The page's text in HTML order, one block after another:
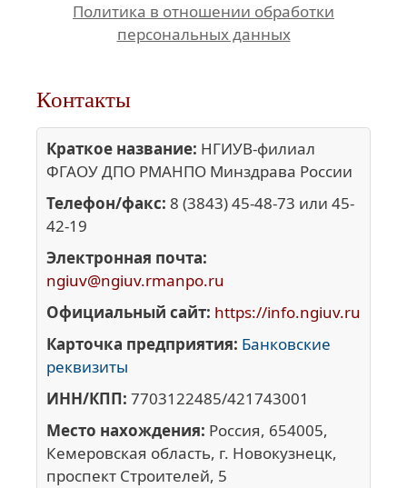
Политика в отношении обработки
персональных данных
Контакты
Краткое название: НГИУВ-филиал
ФГАОУ ДПО РМАНПО Минздрава России
Телефон/факс: 8 (3843) 45-48-73 или 45-
42-19
Электронная почта:
ngiuv@ngiuv.rmanpo.ru
Официальный сайт: https://info.ngiuv.ru
Карточка предприятия: Банковские
реквизиты
ИНН/КПП: 7703122485/421743001
Место нахождения: Россия, 654005,
Кемеровская область, г. Новокузнецк,
проспект Строителей, 5